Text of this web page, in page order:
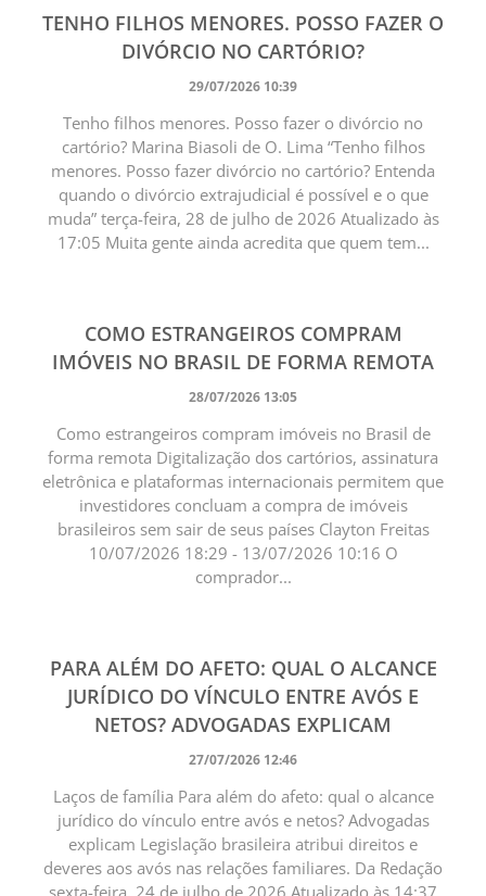
TENHO FILHOS MENORES. POSSO FAZER O
DIVÓRCIO NO CARTÓRIO?
29/07/2026 10:39
Tenho filhos menores. Posso fazer o divórcio no
cartório? Marina Biasoli de O. Lima “Tenho filhos
menores. Posso fazer divórcio no cartório? Entenda
quando o divórcio extrajudicial é possível e o que
muda” terça-feira, 28 de julho de 2026 Atualizado às
17:05 Muita gente ainda acredita que quem tem...
COMO ESTRANGEIROS COMPRAM
IMÓVEIS NO BRASIL DE FORMA REMOTA
28/07/2026 13:05
Como estrangeiros compram imóveis no Brasil de
forma remota Digitalização dos cartórios, assinatura
eletrônica e plataformas internacionais permitem que
investidores concluam a compra de imóveis
brasileiros sem sair de seus países Clayton Freitas
10/07/2026 18:29 - 13/07/2026 10:16 O
comprador...
PARA ALÉM DO AFETO: QUAL O ALCANCE
JURÍDICO DO VÍNCULO ENTRE AVÓS E
NETOS? ADVOGADAS EXPLICAM
27/07/2026 12:46
Laços de família Para além do afeto: qual o alcance
jurídico do vínculo entre avós e netos? Advogadas
explicam Legislação brasileira atribui direitos e
deveres aos avós nas relações familiares. Da Redação
sexta-feira, 24 de julho de 2026 Atualizado às 14:37